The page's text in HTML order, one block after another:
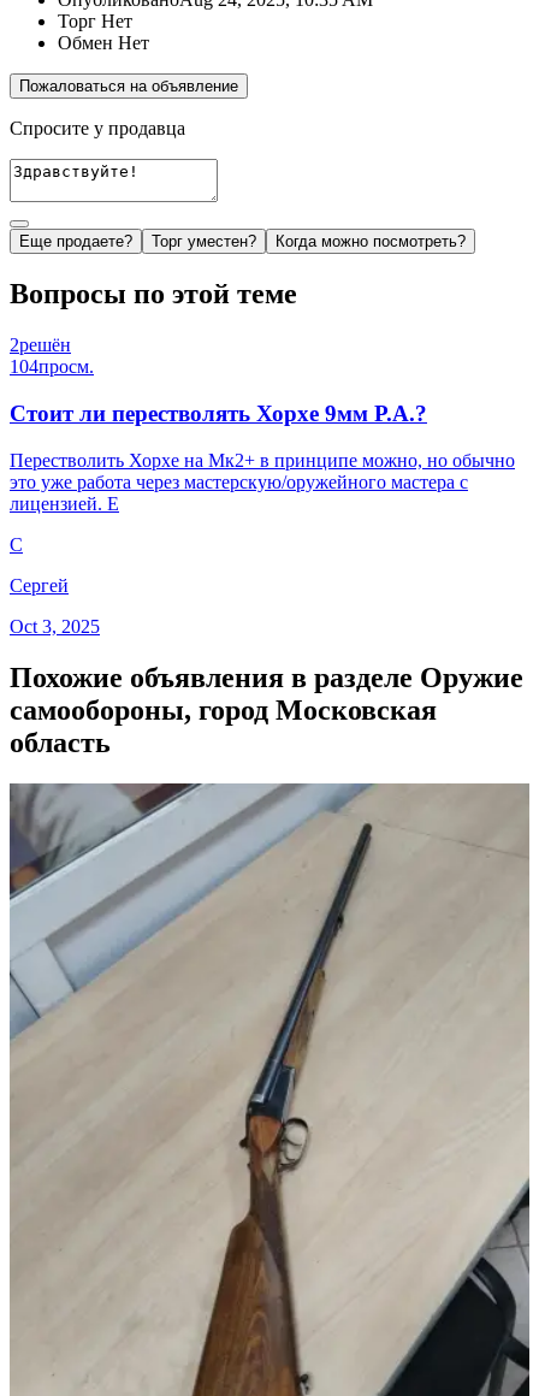
Торг Нет
Обмен Нет
Пожаловаться на объявление
Спросите у продавца
Еще продаете? Торг уместен? Когда можно посмотреть?
Вопросы по этой теме
2решён
104просм.
Стоит ли перестволять Хорхе 9мм Р.А.?
Перестволить Хорхе на Мк2+ в принципе можно, но обычно
это уже работа через мастерскую/оружейного мастера с
лицензией. Е
С
Сергей
Oct 3, 2025
Похожие объявления в разделе Оружие
самообороны, город Московская
область